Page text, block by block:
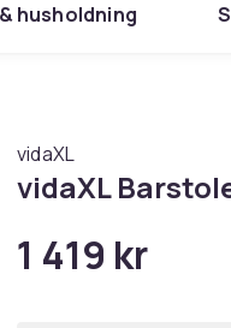
husholdning
vidaXL
vidaXL
1 419 kr